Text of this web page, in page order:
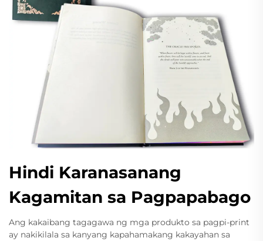
Hindi Karanasanang
Kagamitan sa Pagpapabago
Ang kakaibang tagagawa ng mga produkto sa pagpi-print
ay nakikilala sa kanyang kapahamakang kakayahan sa